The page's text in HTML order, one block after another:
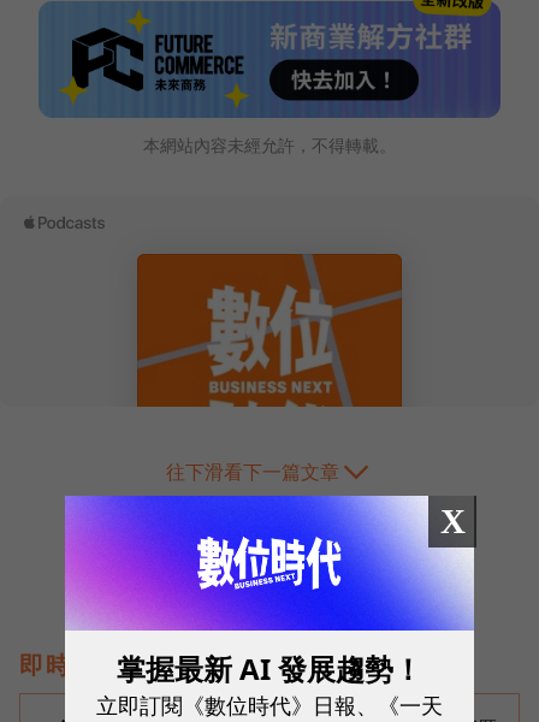
本網站內容未經允許，不得轉載。
往下滑看下一篇文章
即時熱門文章
X
掌握最新 AI 發展趨勢！
立即訂閱《數位時代》日報、《一天